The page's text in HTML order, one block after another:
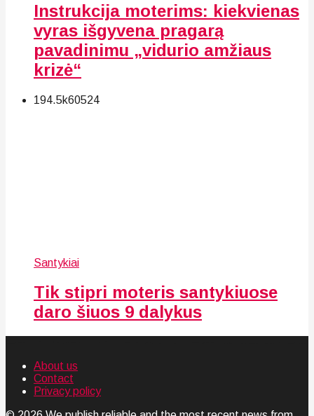
Instrukcija moterims: kiekvienas
vyras išgyvena pragarą
pavadinimu „vidurio amžiaus
krizė“
194.5k60524
Santykiai
Tik stipri moteris santykiuose
daro šiuos 9 dalykus
About us
Contact
Privacy policy